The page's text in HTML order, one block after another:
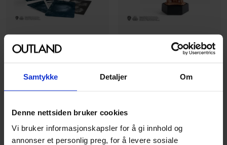
Samtykke Detaljer Om
Denne nettsiden bruker cookies
Vi bruker informasjonskapsler for å gi innhold og
annonser et personlig preg, for å levere sosiale
Inspiration Card Set
Donald Lemke
Kort · Engelsk
Harry Potter Divination
Rp minis
179
På nettlager
299
På nettlager